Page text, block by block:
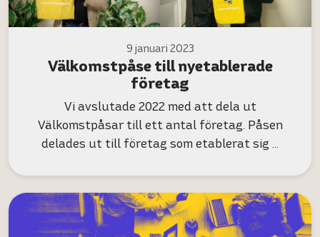
9 januari 2023
Välkomstpåse till nyetablerade
företag
Vi avslutade 2022 med att dela ut
Välkomstpåsar till ett antal företag. Påsen
delades ut till företag som etablerat sig …